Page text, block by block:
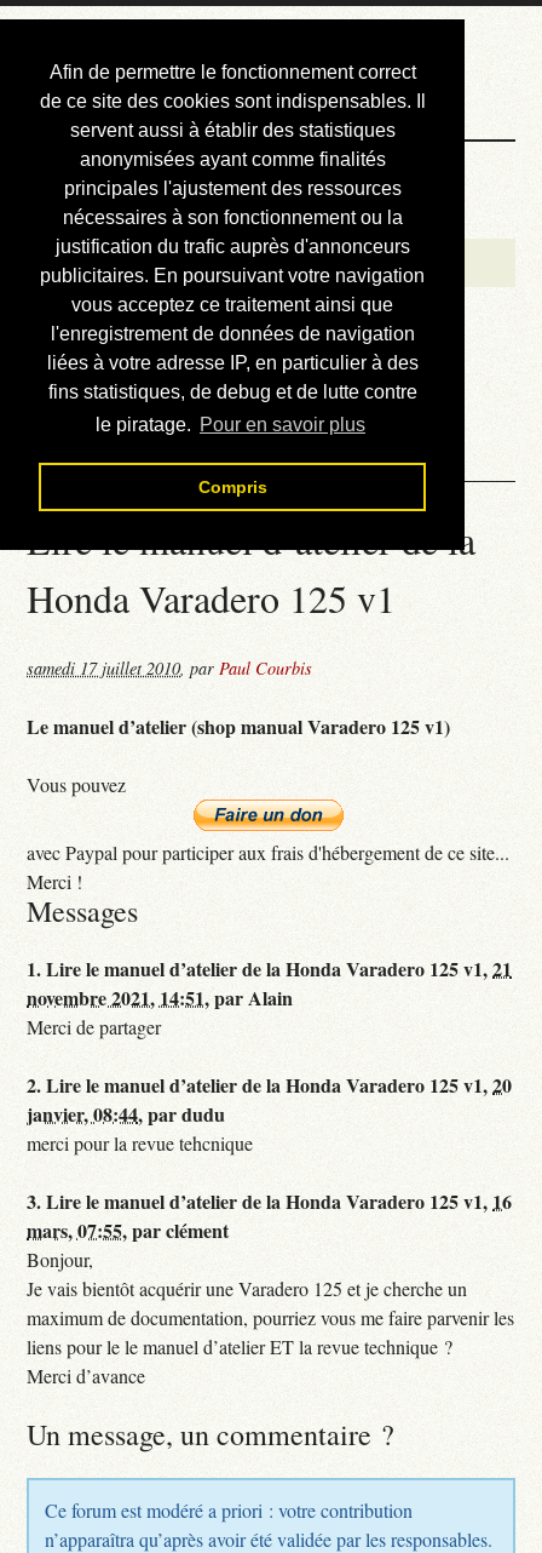
Afin de permettre le fonctionnement correct
de ce site des cookies sont indispensables. Il
servent aussi à établir des statistiques
anonymisées ayant comme finalités
principales l'ajustement des ressources
nécessaires à son fonctionnement ou la
justification du trafic auprès d'annonceurs
publicitaires. En poursuivant votre navigation
vous acceptez ce traitement ainsi que
l'enregistrement de données de navigation
liées à votre adresse IP, en particulier à des
fins statistiques, de debug et de lutte contre
le piratage. Pour en savoir plus
Compris
Courbis, « LE »
Blog Officiel
Bienvenue
Réalisations
Divers (et d’été)
Annonces
Liens externes
Téléchargement
Contact
Lire le manuel d’atelier de la
Honda Varadero 125 v1
samedi 17 juillet 2010,parPaul Courbis
Le manuel d’atelier (shop manual Varadero 125 v1)
Vous pouvez
avec Paypal pour participer aux frais d'hébergement de ce site...
Merci !
Messages
1.Lire le manuel d’atelier de la Honda Varadero 125 v1,21
novembre 2021, 14:51,parAlain
Merci de partager
2.Lire le manuel d’atelier de la Honda Varadero 125 v1,20
janvier, 08:44,pardudu
merci pour la revue tehcnique
3.Lire le manuel d’atelier de la Honda Varadero 125 v1, 16
mars, 07:55,parclément
Bonjour,
Je vais bientôt acquérir une Varadero 125 et je cherche un
maximum de documentation, pourriez vous me faire parvenir les
liens pour le le manuel d’atelier ET la revue technique ?
Merci d’avance
Un message, un commentaire ?
Ce forum est modéré a priori : votre contribution
n’apparaîtra qu’après avoir été validée par les responsables.